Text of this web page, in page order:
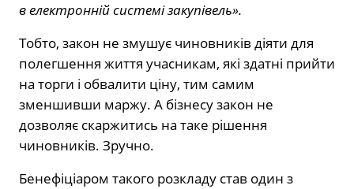
в електронній системі закупівель».
Тобто, закон не змушує чиновників діяти для
полегшення життя учасникам, які здатні прийти
на торги і обвалити ціну, тим самим
зменшивши маржу. А бізнесу закон не
дозволяє скаржитись на таке рішення
чиновників. Зручно.
Бенефіціаром такого розкладу став один з